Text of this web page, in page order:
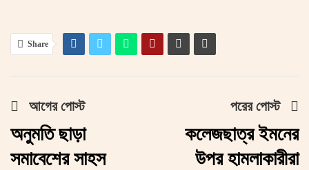
Share
আগের পোস্ট
অনুমতি ছাড়া
সমাবেশের সাহস
পরের পোস্ট
কলেজছাত্র ইমনের
উপর হামলাকারীরা